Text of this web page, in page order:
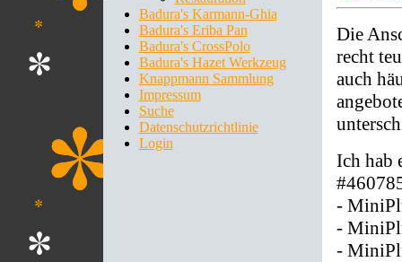
Badura's Karmann-Ghia
Badura's Eriba Pan
Badura's CrossPolo
Badura's Hazet Werkzeug
Knappmann Sammlung
Impressum
Suche
Datenschutzrichtlinie
Login
Die
recht
auch
Ich hab
-
-
-